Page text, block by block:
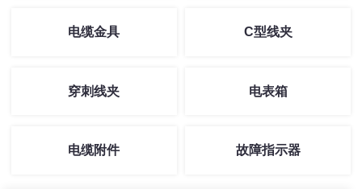
电缆金具 C型线夹
穿刺线夹 电表箱
电缆附件 故障指示器